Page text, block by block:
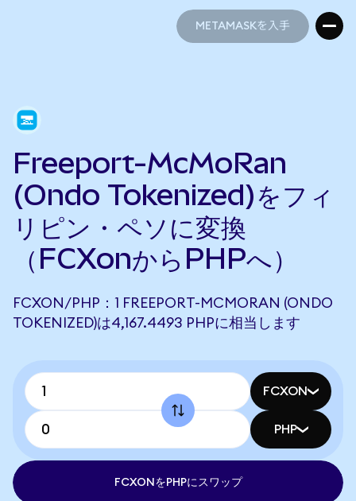
METAMASKを入手
Freeport-McMoRan
(Ondo Tokenized)をフィ
リピン・ペソに変換
（FCXonからPHPへ）
FCXON/PHP：1 FREEPORT-MCMORAN (ONDO
TOKENIZED)は4,167.4493 PHPに相当します
FCXON
PHP
FCXONをPHPにスワップ